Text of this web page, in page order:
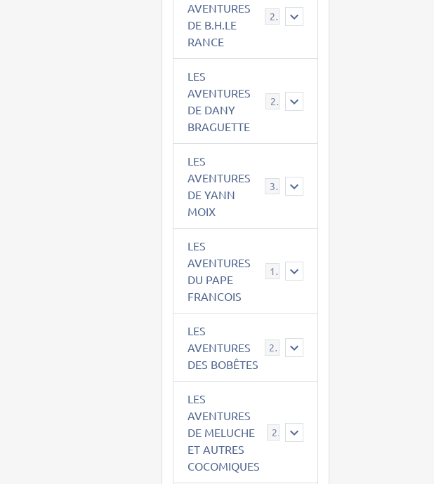
AVENTURES
DE B.H.LE
RANCE
21
LES
AVENTURES
DE DANY
BRAGUETTE
29
LES
AVENTURES
DE YANN
MOIX
39
LES
AVENTURES
DU PAPE
FRANCOIS
15
LES
AVENTURES
DES BOBÊTES
23
LES
AVENTURES
DE MELUCHE
ET AUTRES
COCOMIQUES
22